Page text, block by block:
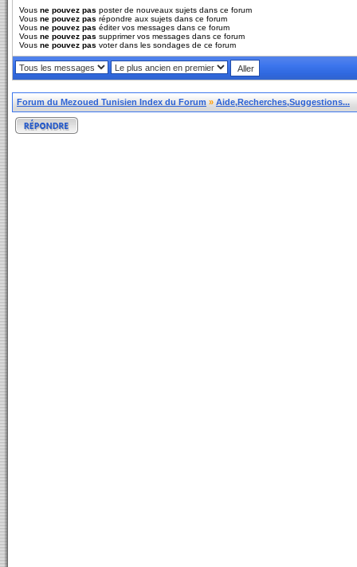
Vous ne pouvez pas poster de nouveaux sujets dans ce forum
Vous ne pouvez pas répondre aux sujets dans ce forum
Vous ne pouvez pas éditer vos messages dans ce forum
Vous ne pouvez pas supprimer vos messages dans ce forum
Vous ne pouvez pas voter dans les sondages de ce forum
Forum du Mezoued Tunisien Index du Forum » Aide,Recherches,Suggestions...